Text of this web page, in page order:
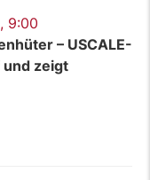
9:00
– USCALE-
und zeigt